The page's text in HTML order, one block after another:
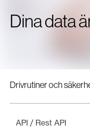
Dina data
Drivrutiner och
API / Rest API